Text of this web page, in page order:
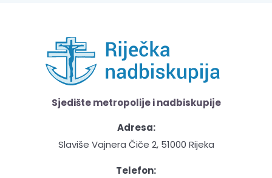
Sjedište metropolije i nadbiskupije
Adresa:
Slaviše Vajnera Čiče 2, 51000 Rijeka
Telefon: